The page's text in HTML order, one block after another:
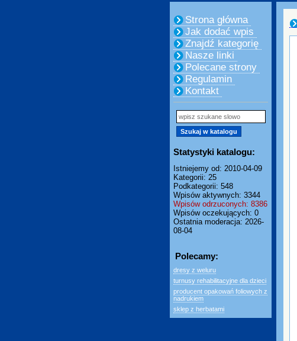
Strona główna
Jak dodać wpis
Znajdź kategorię
Nasze linki
Polecane strony
Regulamin
Kontakt
Statystyki katalogu:
Istniejemy od: 2010-04-09
Kategorii: 25
Podkategorii: 548
Wpisów aktywnych: 3344
Wpisów odrzuconych: 8386
Wpisów oczekujących: 0
Ostatnia moderacja: 2026-
08-04
Polecamy:
dresy z weluru
turnusy rehabilitacyjne dla dzieci
producent opakowań foliowych z
nadrukiem
sklep z herbatami